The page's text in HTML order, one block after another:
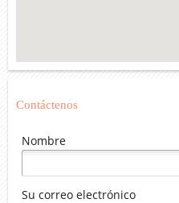
Contáctenos
Nombre
Su correo electrónico